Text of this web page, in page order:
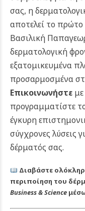
σας, η
αποτελεί το
Βασιλική
δερματολογική
εξατομικευμένα
προσαρμοσμένα
Επικοινωνήστε
προγραμματίστε
έγκυρη
σύγχρονες λύσεις
δέρματός σας.
Διαβάστε
περιποίηση του
Business & Science